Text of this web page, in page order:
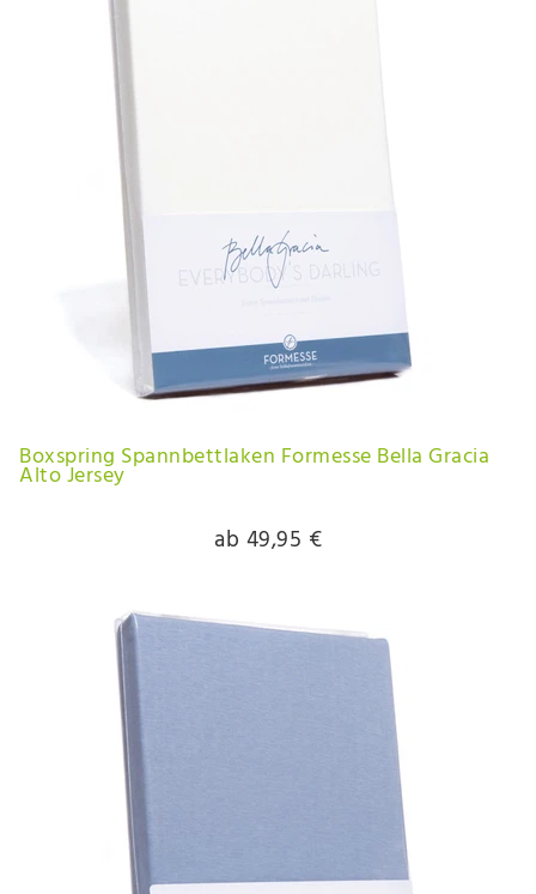
Boxspring Spannbettlaken Formesse Bella Gracia
Alto Jersey
ab 49,95 €